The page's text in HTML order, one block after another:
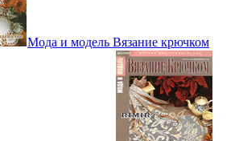
Мода и модель Вязание крючком